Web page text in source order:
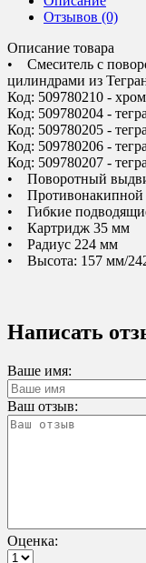
Отзывов (0)
Описание товара
• Смеситель с
цилиндрами из
Код: 509780210 - хром
Код: 509780204 -
Код: 509780205 -
Код: 509780206 -
Код: 509780207 -
• Поворотный
• Противонакипной
• Гибкие
• Картридж 35 мм
• Радиус 224 мм
• Высота: 157 мм/
Написать
Ваше имя:
Ваш отзыв:
Оценка: